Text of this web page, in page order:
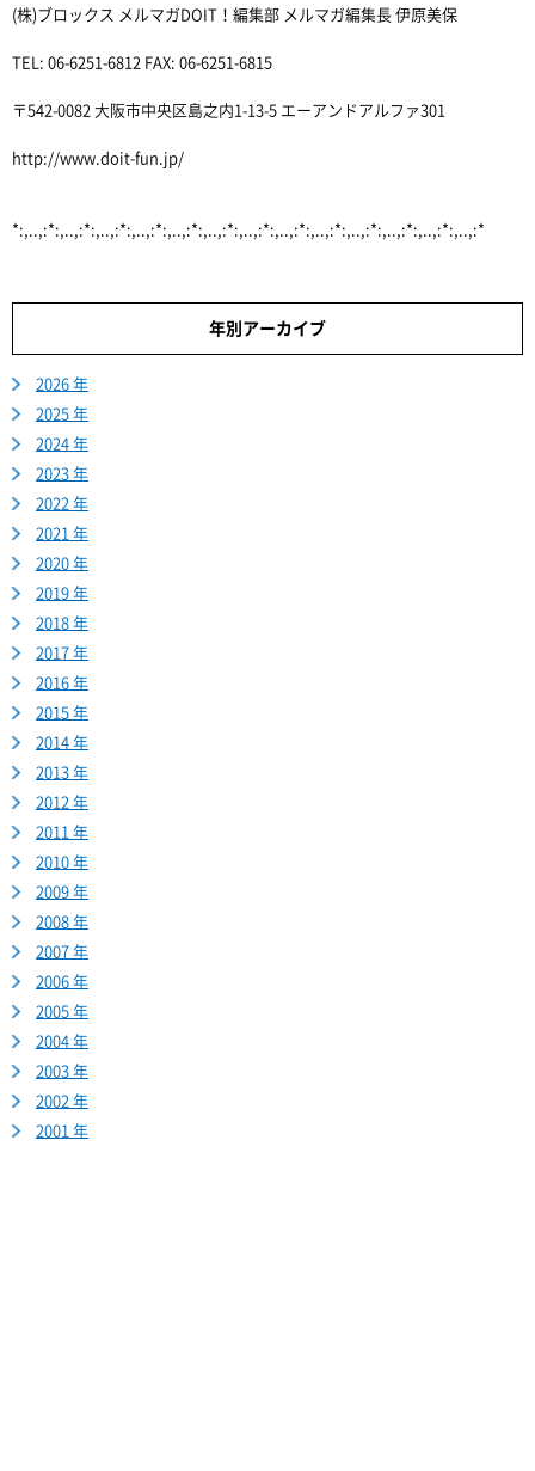
(株)ブロックス メルマガDOIT！編集部 メルマガ編集長 伊原美保
TEL: 06-6251-6812 FAX: 06-6251-6815
〒542-0082 大阪市中央区島之内1-13-5 エーアンドアルファ301
http://www.doit-fun.jp/
*:,..,:*:,..,:*:,..,:*:,..,:*:,..,:*:,..,:*:,..,:*:,..,:*:,..,:*:,..,:*:,..,:*:,..,:*:,..,:*
年別アーカイブ
2026 年
2025 年
2024 年
2023 年
2022 年
2021 年
2020 年
2019 年
2018 年
2017 年
2016 年
2015 年
2014 年
2013 年
2012 年
2011 年
2010 年
2009 年
2008 年
2007 年
2006 年
2005 年
2004 年
2003 年
2002 年
2001 年